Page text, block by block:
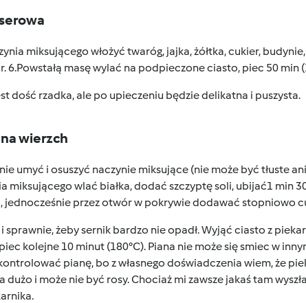
miksującego włożyć twaróg, jajka, żółtka, cukier,
6.Powstałą masę wylać na podpieczone ciasto, piec 50 min
dość rzadka, ale po upieczeniu będzie delikatna i puszysta.
wierzch
umyć i osuszyć naczynie miksujące (nie może być tłuste
miksującego wlać białka, dodać szczyptę soli, ubijać1 min
jednocześnie przez otwór w pokrywie dodawać stopniowo
sprawnie, żeby sernik bardzo nie opadł. Wyjąć ciasto z
kolejne 10 minut (180°C). Piana nie może się smiec w
pianę, bo z własnego doświadczenia wiem, że
dużo i może nie być rosy. Chociaż mi zawsze jakaś tam